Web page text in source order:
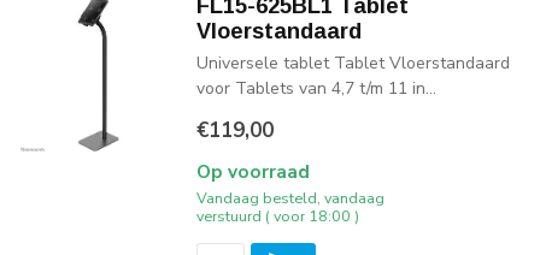
FL15-625BL1 Tablet
Vloerstandaard
Universele tablet Tablet Vloerstandaard
voor Tablets van 4,7 t/m 11 in...
€119,00
Op voorraad
Vandaag besteld, vandaag
verstuurd ( voor 18:00 )